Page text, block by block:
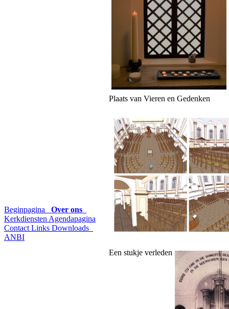
Beginpagina
Over ons
Kerkdiensten Agendapagina
Contact Links Downloads
ANBI
Plaats van Vieren en Gedenken
Een stukje verleden